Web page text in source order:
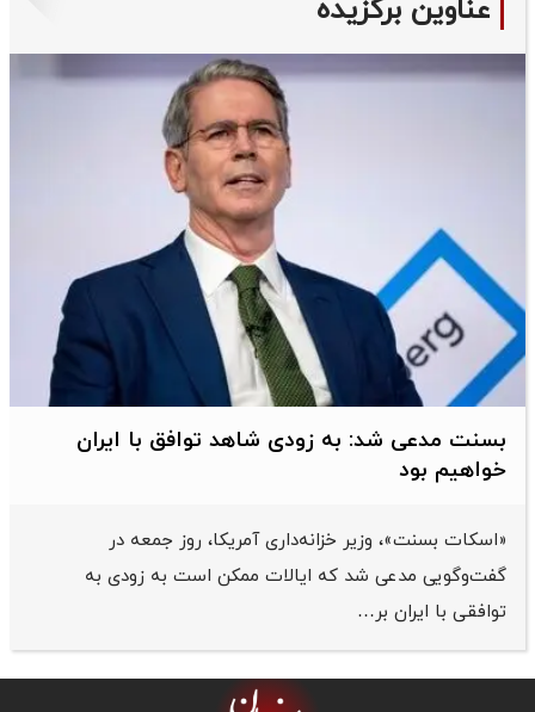
عناوین برگزیده
بسنت مدعی شد: به زودی شاهد توافق با ایران
خواهیم بود
«اسکات بسنت»، وزیر خزانه‌داری آمریکا، روز جمعه در
گفت‌وگویی مدعی شد که ایالات ممکن است به زودی به
توافقی با ایران بر…